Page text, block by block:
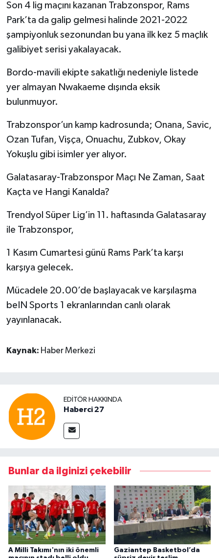
Son 4 lig maçını kazanan Trabzonspor, Rams
Park’ta da galip gelmesi halinde 2021-2022
şampiyonluk sezonundan bu yana ilk kez 5 maçlık
galibiyet serisi yakalayacak.
Bordo-mavili ekipte sakatlığı nedeniyle listede
yer almayan Nwakaeme dışında eksik
bulunmuyor.
Trabzonspor’un kamp kadrosunda; Onana, Savic,
Ozan Tufan, Vişça, Onuachu, Zubkov, Okay
Yokuşlu gibi isimler yer alıyor.
Galatasaray-Trabzonspor Maçı Ne Zaman, Saat
Kaçta ve Hangi Kanalda?
Trendyol Süper Lig’in 11. haftasında Galatasaray
ile Trabzonspor,
1 Kasım Cumartesi günü Rams Park’ta karşı
karşıya gelecek.
Mücadele 20.00’de başlayacak ve karşılaşma
beIN Sports 1 ekranlarından canlı olarak
yayınlanacak.
Kaynak: Haber Merkezi
EDITÖR HAKKINDA
Haberci 27
Bunlar da ilginizi çekebilir
A Milli Takımı'nın iki önemli
Gaziantep Basketbol’da